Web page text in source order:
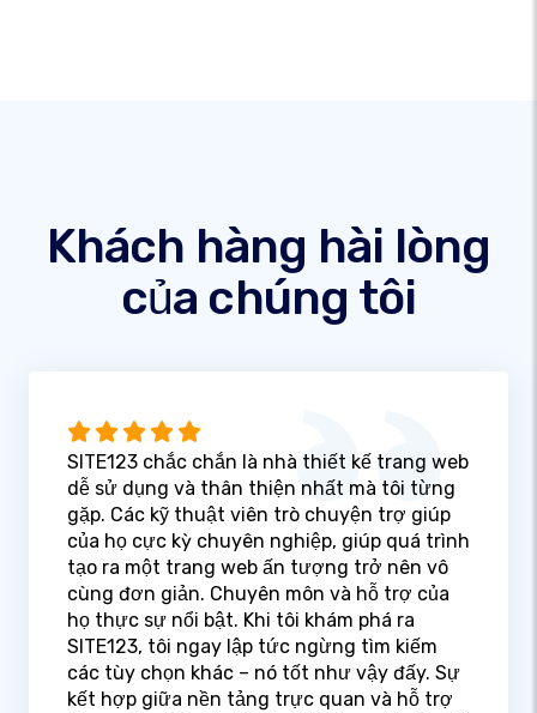
Khách hàng hài lòng
của chúng tôi
SITE123 chắc chắn là nhà thiết kế trang web
dễ sử dụng và thân thiện nhất mà tôi từng
gặp. Các kỹ thuật viên trò chuyện trợ giúp
của họ cực kỳ chuyên nghiệp, giúp quá trình
tạo ra một trang web ấn tượng trở nên vô
cùng đơn giản. Chuyên môn và hỗ trợ của
họ thực sự nổi bật. Khi tôi khám phá ra
SITE123, tôi ngay lập tức ngừng tìm kiếm
các tùy chọn khác – nó tốt như vậy đấy. Sự
kết hợp giữa nền tảng trực quan và hỗ trợ